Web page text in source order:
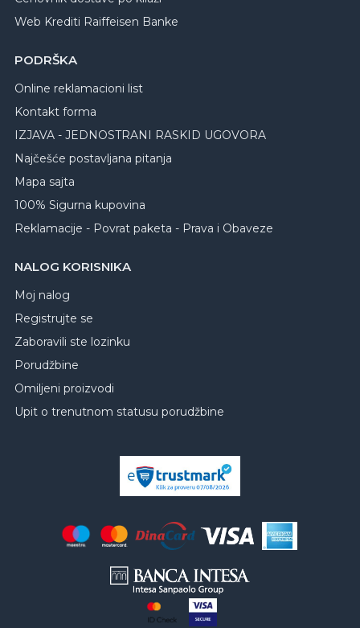
Web Krediti Raiffeisen Banke
PODRŠKA
Online reklamacioni list
Kontakt forma
IZJAVA - JEDNOSTRANI RASKID UGOVORA
Najčešće postavljana pitanja
Mapa sajta
100% Sigurna kupovina
Reklamacije - Povrat paketa - Prava i Obaveze
NALOG KORISNIKA
Moj nalog
Registrujte se
Zaboravili ste lozinku
Porudžbine
Omiljeni proizvodi
Upit o trenutnom statusu porudžbine